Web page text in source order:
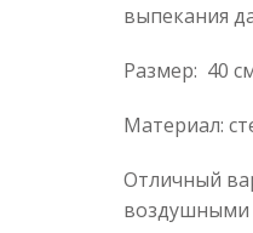
выпекания
Размер: 40
Материал:
Отличный